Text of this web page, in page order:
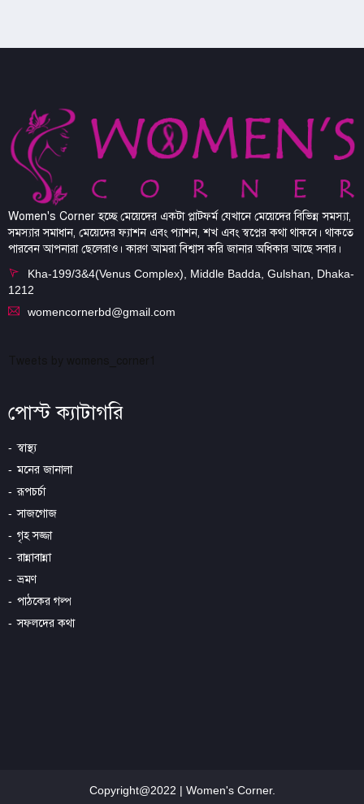
Women's Corner হচ্ছে মেয়েদের একটা প্লাটফর্ম যেখানে মেয়েদের বিভিন্ন সমস্যা,
সমস্যার সমাধান, মেয়েদের ফ্যাশন এবং প্যাশন, শখ এবং স্বপ্নের কথা থাকবে। থাকতে
পারবেন আপনারা ছেলেরাও। কারণ আমরা বিশ্বাস করি জানার অধিকার আছে সবার।
Kha-199/3&4(Venus Complex), Middle Badda, Gulshan, Dhaka-
1212
womencornerbd@gmail.com
পোস্ট ক্যাটাগরি
স্বাস্থ্য
মনের জানালা
রূপচর্চা
সাজগোজ
গৃহ সজ্জা
রান্নাবান্না
ভ্রমণ
পাঠকের গল্প
সফলদের কথা
Copyright@2022 | Women's Corner.